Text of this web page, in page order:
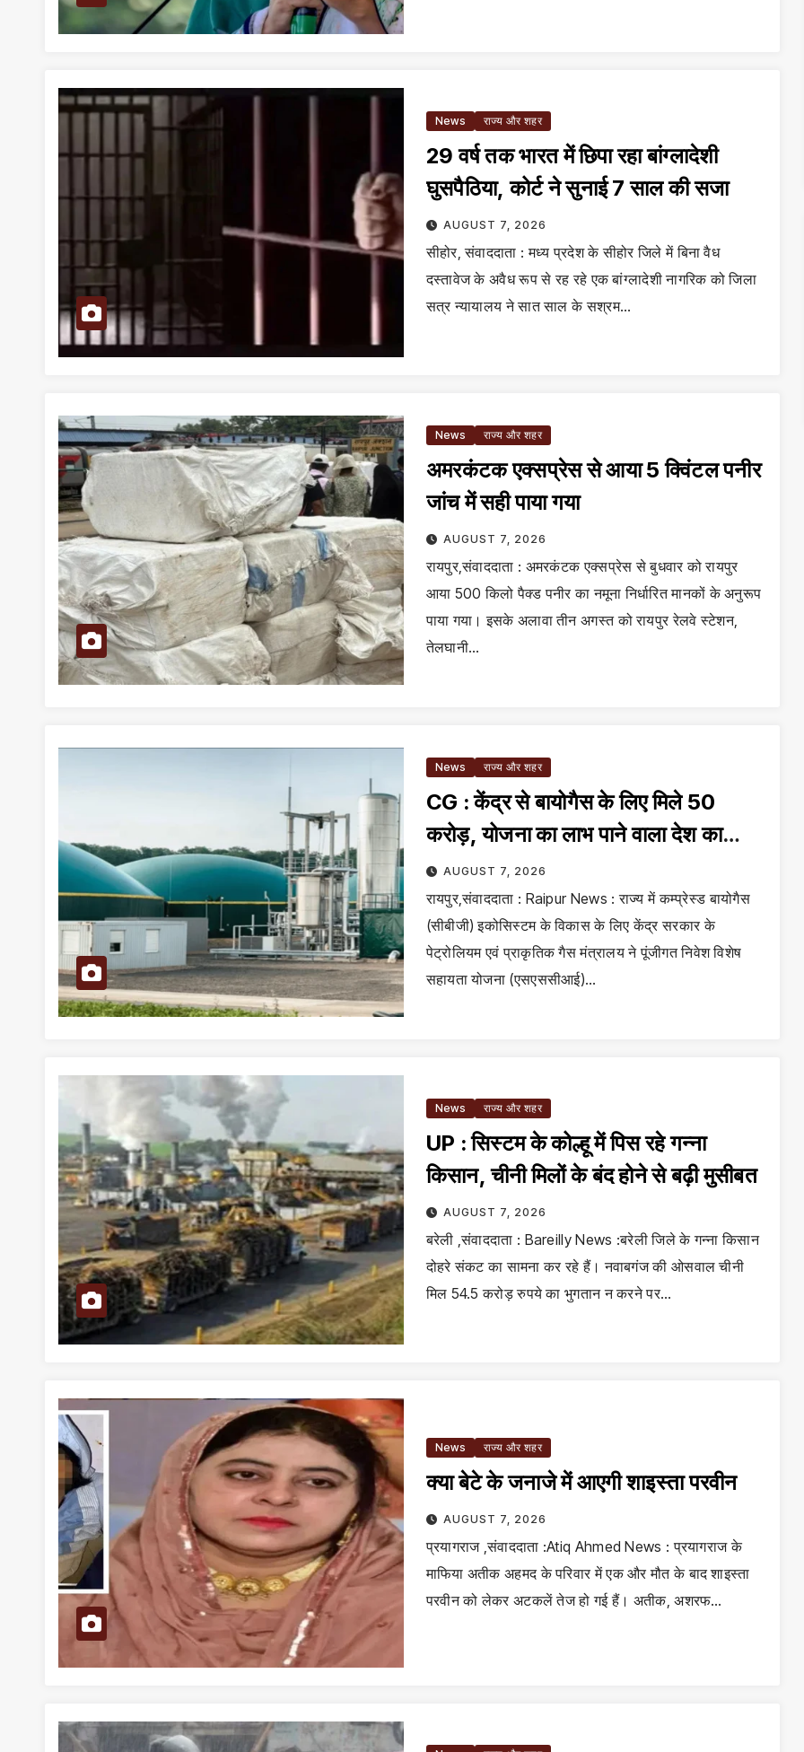
News राज्य और शहर
29 वर्ष तक भारत में छिपा रहा बांग्लादेशी
घुसपैठिया, कोर्ट ने सुनाई 7 साल की सजा
AUGUST 7, 2026
सीहोर, संवाददाता : मध्य प्रदेश के सीहोर जिले में बिना वैध
दस्तावेज के अवैध रूप से रह रहे एक बांग्लादेशी नागरिक को जिला
सत्र न्यायालय ने सात साल के सश्रम…
News राज्य और शहर
अमरकंटक एक्सप्रेस से आया 5 क्विंटल पनीर
जांच में सही पाया गया
AUGUST 7, 2026
रायपुर,संवाददाता : अमरकंटक एक्सप्रेस से बुधवार को रायपुर
आया 500 किलो पैक्ड पनीर का नमूना निर्धारित मानकों के अनुरूप
पाया गया। इसके अलावा तीन अगस्त को रायपुर रेलवे स्टेशन,
तेलघानी…
News राज्य और शहर
CG : केंद्र से बायोगैस के लिए मिले ₹50
करोड़, योजना का लाभ पाने वाला देश का
पहला राज्य
AUGUST 7, 2026
रायपुर,संवाददाता : Raipur News : राज्य में कम्प्रेस्ड बायोगैस
(सीबीजी) इकोसिस्टम के विकास के लिए केंद्र सरकार के
पेट्रोलियम एवं प्राकृतिक गैस मंत्रालय ने पूंजीगत निवेश विशेष
सहायता योजना (एसएससीआई)…
News राज्य और शहर
UP : सिस्टम के कोल्हू में पिस रहे गन्ना
किसान, चीनी मिलों के बंद होने से बढ़ी मुसीबत
AUGUST 7, 2026
बरेली ,संवाददाता : Bareilly News :बरेली जिले के गन्ना किसान
दोहरे संकट का सामना कर रहे हैं। नवाबगंज की ओसवाल चीनी
मिल 54.5 करोड़ रुपये का भुगतान न करने पर…
News राज्य और शहर
क्या बेटे के जनाजे में आएगी शाइस्ता परवीन
AUGUST 7, 2026
प्रयागराज ,संवाददाता :Atiq Ahmed News : प्रयागराज के
माफिया अतीक अहमद के परिवार में एक और मौत के बाद शाइस्ता
परवीन को लेकर अटकलें तेज हो गई हैं। अतीक, अशरफ…